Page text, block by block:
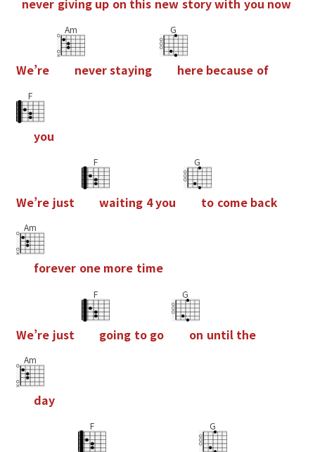
We’re
Am
neverstaying
G
here because of
F
you
We’re just
F
waiting 4you
G
to come back
Am
forever one more time
We’re just
F
going to go
G
on until the
Am
day
F G